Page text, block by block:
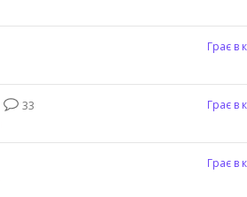
Грає в
33
Грає в
Грає в